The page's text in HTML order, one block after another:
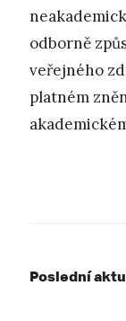
odborně
veřejného
platném
Poslední